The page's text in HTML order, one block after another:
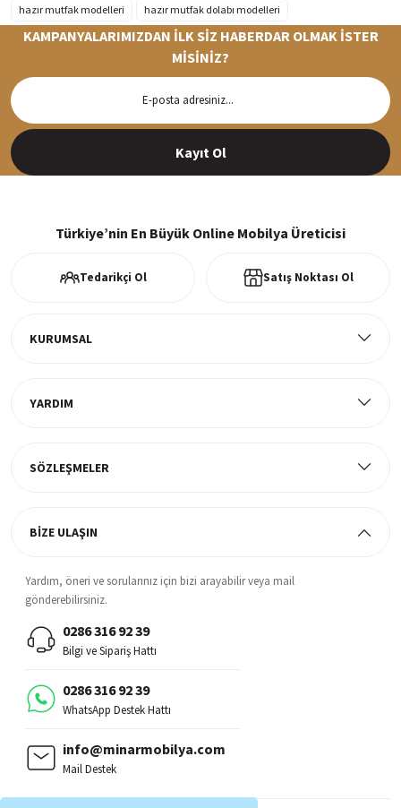
hazır mutfak modelleri
hazır mutfak dolabı modelleri
Siparişleriniz en kısa sürede hazırlanarak kargoya verilir
KAMPANYALARIMIZDAN İLK SİZ HABERDAR OLMAK İSTER
MİSİNİZ?
Kayıt Ol
Türkiye’nin En Büyük Online Mobilya Üreticisi
Tedarikçi Ol Satış Noktası Ol
KURUMSAL
YARDIM
SÖZLEŞMELER
BİZE ULAŞIN
Yardım, öneri ve sorularınız için bizi arayabilir veya mail
gönderebilirsiniz.
0286 316 92 39
Bilgi ve Sipariş Hattı
0286 316 92 39
WhatsApp Destek Hattı
info@minarmobilya.com
Mail Destek